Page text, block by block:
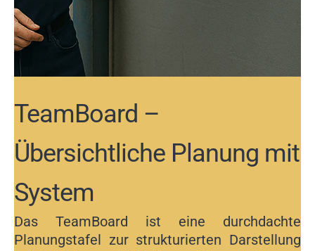
TeamBoard –
Übersichtliche Planung mit
System
Das TeamBoard ist eine durchdachte
Planungstafel zur strukturierten Darstellung